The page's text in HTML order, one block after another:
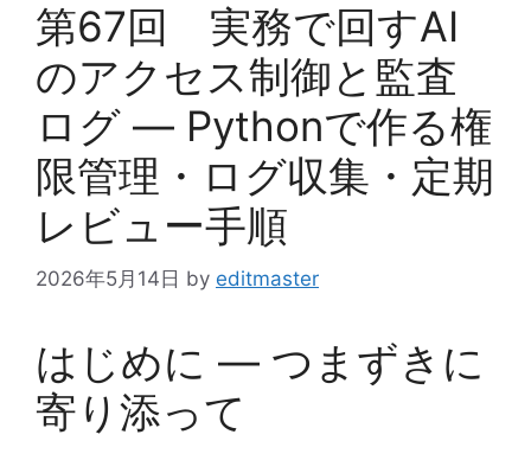
第67回 実務で回すAI
のアクセス制御と監査
ログ — Pythonで作る権
限管理・ログ収集・定期
レビュー手順
2026年5月14日 by editmaster
はじめに — つまずきに
寄り添って